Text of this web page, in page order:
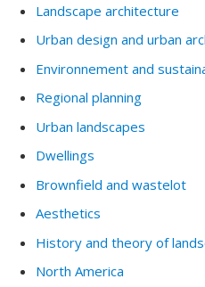
Landscape architecture
Urban design and urban
Environnement and
Regional planning
Urban landscapes
Dwellings
Brownfield and wastelot
Aesthetics
History and theory of
North America